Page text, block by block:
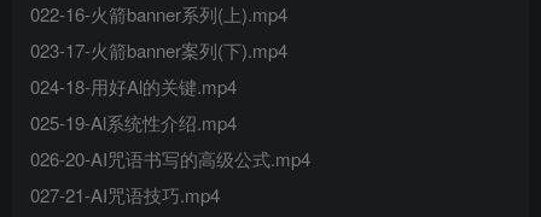
022-16-火箭banner系列(上).mp4
023-17-火箭banner案列(下).mp4
024-18-用好Al的关键.mp4
025-19-Al系统性介绍.mp4
026-20-AI咒语书写的高级公式.mp4
027-21-AI咒语技巧.mp4